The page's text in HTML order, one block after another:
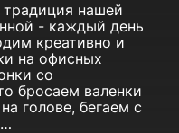
нашей
- каждый день
креативно и
на офисных
со
бросаем валенки
голове, бегаем с